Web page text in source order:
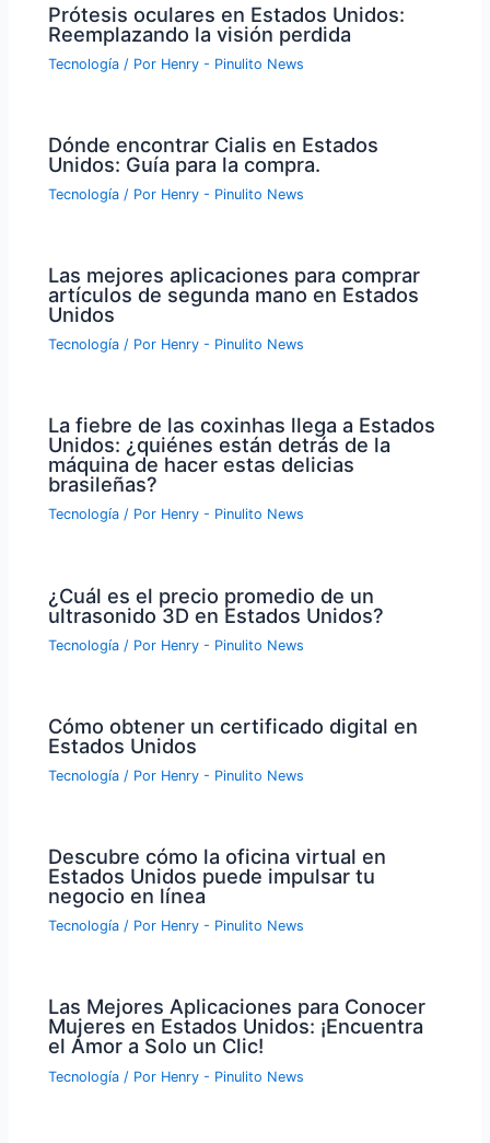
Prótesis oculares en Estados Unidos:
Reemplazando la visión perdida
Tecnología / Por Henry - Pinulito News
Dónde encontrar Cialis en Estados
Unidos: Guía para la compra.
Tecnología / Por Henry - Pinulito News
Las mejores aplicaciones para comprar
artículos de segunda mano en Estados
Unidos
Tecnología / Por Henry - Pinulito News
La fiebre de las coxinhas llega a Estados
Unidos: ¿quiénes están detrás de la
máquina de hacer estas delicias
brasileñas?
Tecnología / Por Henry - Pinulito News
¿Cuál es el precio promedio de un
ultrasonido 3D en Estados Unidos?
Tecnología / Por Henry - Pinulito News
Cómo obtener un certificado digital en
Estados Unidos
Tecnología / Por Henry - Pinulito News
Descubre cómo la oficina virtual en
Estados Unidos puede impulsar tu
negocio en línea
Tecnología / Por Henry - Pinulito News
Las Mejores Aplicaciones para Conocer
Mujeres en Estados Unidos: ¡Encuentra
el Amor a Solo un Clic!
Tecnología / Por Henry - Pinulito News